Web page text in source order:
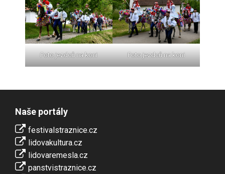
Foto jezdců na koni Foto jezdců na koni
Naše portály
festivalstraznice.cz
lidovakultura.cz
lidovaremesla.cz
panstvistraznice.cz